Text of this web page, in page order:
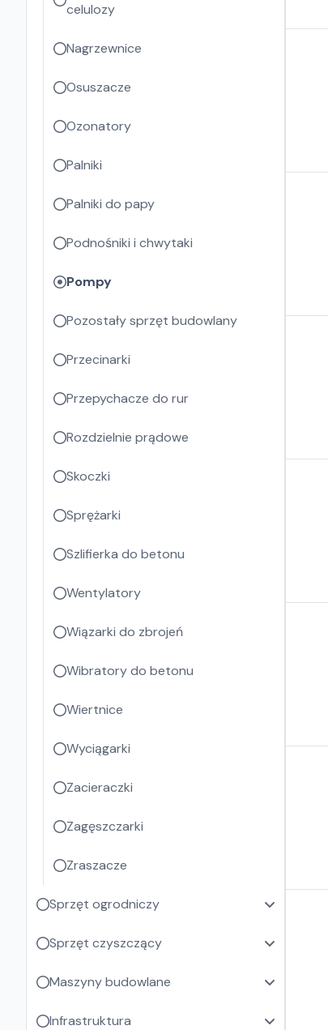
celulozy
Nagrzewnice
Osuszacze
Ozonatory
Palniki
Palniki do papy
Podnośniki i chwytaki
Pompy
Pozostały sprzęt budowlany
Przecinarki
Przepychacze do rur
Rozdzielnie prądowe
Skoczki
Sprężarki
Szlifierka do betonu
Wentylatory
Wiązarki do zbrojeń
Wibratory do betonu
Wiertnice
Wyciągarki
Zacieraczki
Zagęszczarki
Zraszacze
Sprzęt ogrodniczy
Sprzęt czyszczący
Maszyny budowlane
Infrastruktura